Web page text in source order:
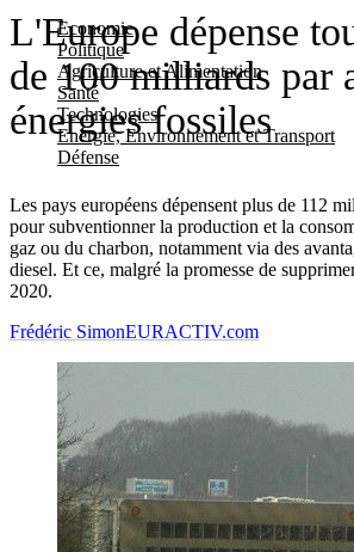
Economie
Politique
Agriculture et Alimentation
Santé
Technologies
Energie, Environnement et Transport
Défense
L'Europe dépense
de 100 milliards par
énergies fossiles
Les pays européens dépensent plus de 112
pour subventionner la production et la
gaz ou du charbon, notamment via des
diesel. Et ce, malgré la promesse de
2020.
Frédéric SimonEURACTIV.com